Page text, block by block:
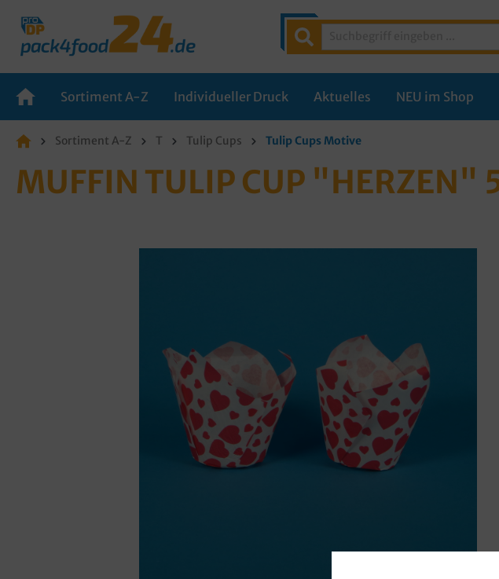
Sortiment A-Z Individueller Druck Aktuelles NEU im Shop
Sortiment A-Z T Tulip Cups Tulip Cups Motive
MUFFIN TULIP CUP "HERZEN"